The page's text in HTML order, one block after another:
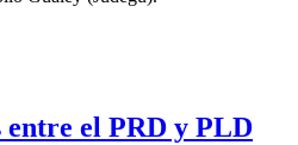
el PRD y PLD